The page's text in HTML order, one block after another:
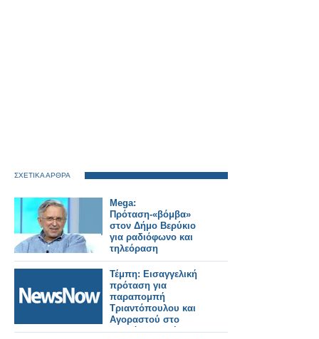
ΣΧΕΤΙΚΑ ΑΡΘΡΑ
Mega:
Πρόταση-«βόμβα»
στον Δήμο Βερύκιο
για ραδιόφωνο και
τηλεόραση
Τέμπη: Εισαγγελική
πρόταση για
παραπομπή
Τριαντόπουλου και
Αγοραστού στο
Ειδικό Δικαστήριο.